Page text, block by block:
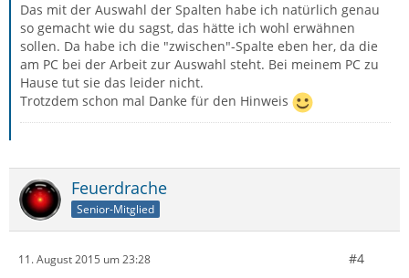
Das mit der Auswahl der Spalten habe ich natürlich genau
so gemacht wie du sagst, das hätte ich wohl erwähnen
sollen. Da habe ich die "zwischen"-Spalte eben her, da die
am PC bei der Arbeit zur Auswahl steht. Bei meinem PC zu
Hause tut sie das leider nicht.
Trotzdem schon mal Danke für den Hinweis
Feuerdrache
Senior-Mitglied
11. August 2015 um 23:28 #4